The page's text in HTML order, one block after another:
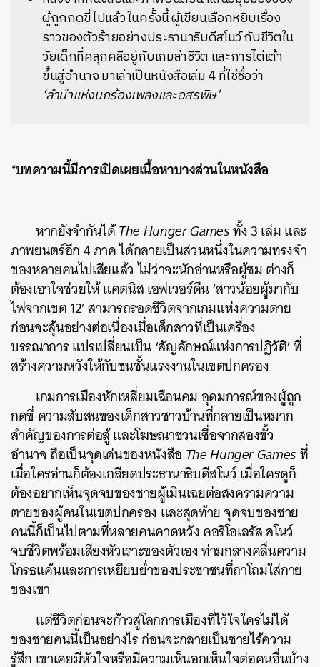
ผู้ถูกกดขี่ไปแล้ว ในครั้งนี้ ผู้เขียนเลือกหยิบเรื่อง
ราวของตัวร้ายอย่างประธานาธิบดีสโนว์ กับชีวิตใน
วัยเด็กที่คลุกคลีอยู่กับเกมล่าชีวิต และการไต่เต้า
ขึ้นสู่อำนาจ มาเล่าเป็นหนังสือเล่ม 4 ที่ใช้ชื่อว่า
‘ลำนำแห่งนกร้องเพลงและอสรพิษ’
*บทความนี้มีการเปิดเผยเนื้อหาบางส่วนในหนังสือ
หากยังจำกันได้The Hunger Gamesทั้ง 3 เล่ม และ
ภาพยนตร์อีก 4 ภาค ได้กลายเป็นส่วนหนึ่งในความทรงจำ
ของหลายคนไปเสียแล้ว ไม่ว่าจะนักอ่านหรือผู้ชม ต่างก็
ต้องเอาใจช่วยให้ แคตนิส เอฟเวอร์ดีน ‘สาวน้อยผู้มากับ
ไฟจากเขต 12’ สามารถรอดชีวิตจากเกมแห่งความตาย
ก่อนจะลุ้นอย่างต่อเนื่องเมื่อเด็กสาวที่เป็นเครื่อง
บรรณาการ แปรเปลี่ยนเป็น ‘สัญลักษณ์แห่งการปฏิวัติ’ ที่
สร้างความหวังให้กับชนชั้นแรงงานในเขตปกครอง
เกมการเมืองหักเหลี่ยมเฉือนคม อุดมการณ์ของผู้ถูก
กดขี่ ความสับสนของเด็กสาวชาวบ้านที่กลายเป็นหมาก
สำคัญของการต่อสู้ และโฆษณาชวนเชื่อจากสองขั้ว
อำนาจ ถือเป็นจุดเด่นของหนังสือ The Hunger Gamesที่
เมื่อใครอ่านก็ต้องเกลียดประธานาธิบดีสโนว์ เมื่อใครดูก็
ต้องอยากเห็นจุดจบของชายผู้เมินเฉยต่อสงครามความ
ตายของผู้คนในเขตปกครอง และสุดท้าย จุดจบของชาย
คนนี้ก็เป็นไปตามที่หลายคนคาดหวัง คอริโอเลรัส สโนว์
จบชีวิตพร้อมเสียงหัวเราะของตัวเอง ท่ามกลางคลื่นความ
โกรธแค้นและการเหยียบย่ำของประชาชนที่ถาโถมใส่กาย
ของเขา
แต่ชีวิตก่อนจะก้าวสู่โลกการเมืองที่ไว้ใจใครไม่ได้
ของชายคนนี้เป็นอย่างไร ก่อนจะกลายเป็นชายไร้ความ
รู้สึก เขาเคยมีหัวใจหรือมีความเห็นอกเห็นใจต่อคนอื่นบ้าง